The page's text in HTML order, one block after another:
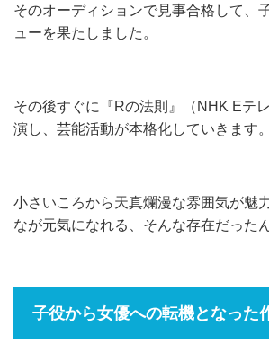
そのオーディションで見事合格して、
ューを果たしました。
その後すぐに『Rの法則』（NHK Eテ
演し、芸能活動が本格化していきます。
小さいころから天真爛漫な雰囲気が魅
なが元気になれる、そんな存在だった
子役から女優への転機となった